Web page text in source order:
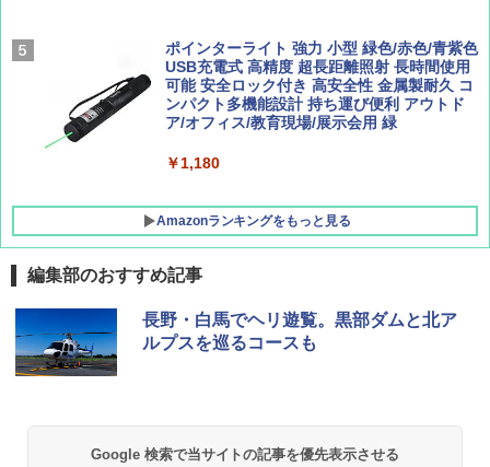
[キャンパーズコレクション 山善] 傘みたいに
広げるだけ パッとサッとテント キューブワ
イド ブラックコーティング フルクローズ メ
ッシュ 4人用 簡単設置 ポップアップテント P
ATCW-150B エクルベージュ
￥-
ポインターライト 強力 小型 緑色/赤色/青紫色
USB充電式 高精度 超長距離照射 長時間使用
可能 安全ロック付き 高安全性 金属製耐久 コ
ンパクト多機能設計 持ち運び便利 アウトド
ア/オフィス/教育現場/展示会用 緑
￥1,180
Amazonランキングをもっと見る
編集部のおすすめ記事
長野・白馬でヘリ遊覧。黒部ダムと北ア
ルプスを巡るコースも
Google 検索で当サイトの記事を優先表示させる